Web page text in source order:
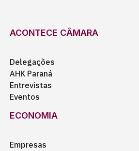
ACONTECE CÂMARA
Delegações
AHK Paraná
Entrevistas
Eventos
ECONOMIA
Empresas